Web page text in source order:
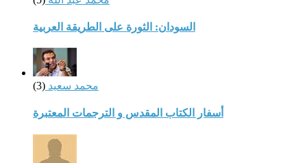
السودان: الثورة على الطريقة العربية
محمد سعيد (3)
أسفار الكتاب المقدس و الترجمات المعتبرة